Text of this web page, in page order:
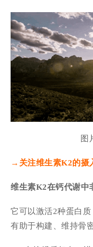
图
→关注维生素K2的摄
维生素K2在钙代谢中
它可以激活2种蛋白
有助于构建、维持骨